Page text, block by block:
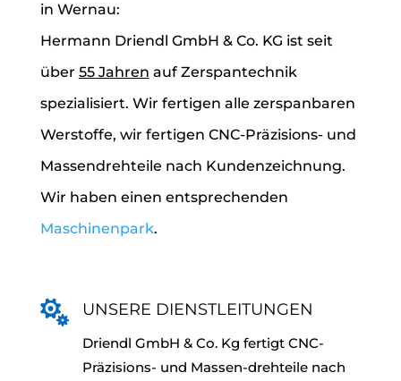
in Wernau:
Hermann Driendl GmbH & Co. KG ist seit
über 55 Jahren auf Zerspantechnik
spezialisiert. Wir fertigen alle zerspanbaren
Werstoffe, wir fertigen CNC-Präzisions- und
Massendrehteile nach Kundenzeichnung.
Wir haben einen entsprechenden
Maschinenpark.
 UNSERE DIENSTLEITUNGEN
Driendl GmbH & Co. Kg fertigt CNC-
Präzisions- und Massen-drehteile nach